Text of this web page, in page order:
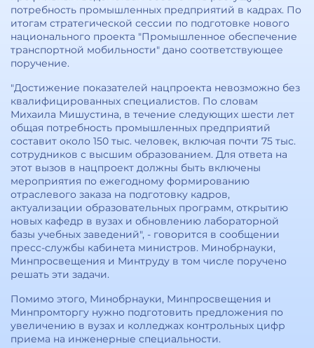
потребность промышленных предприятий в кадрах. По
итогам стратегической сессии по подготовке нового
национального проекта "Промышленное обеспечение
транспортной мобильности" дано соответствующее
поручение.
"Достижение показателей нацпроекта невозможно без
квалифицированных специалистов. По словам
Михаила Мишустина, в течение следующих шести лет
общая потребность промышленных предприятий
составит около 150 тыс. человек, включая почти 75 тыс.
сотрудников с высшим образованием. Для ответа на
этот вызов в нацпроект должны быть включены
мероприятия по ежегодному формированию
отраслевого заказа на подготовку кадров,
актуализации образовательных программ, открытию
новых кафедр в вузах и обновлению лабораторной
базы учебных заведений", - говорится в сообщении
пресс-службы кабинета министров. Минобрнауки,
Минпросвещения и Минтруду в том числе поручено
решать эти задачи.
Помимо этого, Минобрнауки, Минпросвещения и
Минпромторгу нужно подготовить предложения по
увеличению в вузах и колледжах контрольных цифр
приема на инженерные специальности.